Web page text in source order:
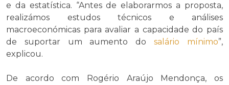
e da estatística. “Antes de elaborarmos a proposta,
realizámos estudos técnicos e análises
macroeconómicas para avaliar a capacidade do país
de suportar um aumento dosalário mínimo”,
explicou.
De acordo com Rogério Araújo Mendonça, os